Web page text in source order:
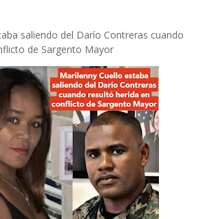
saliendo del Darío Contreras cuando
de Sargento Mayor